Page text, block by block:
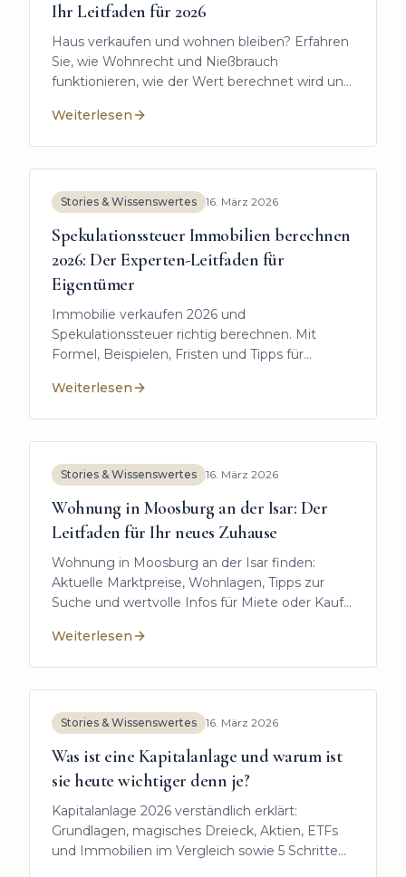
Ihr Leitfaden für 2026
Haus verkaufen und wohnen bleiben? Erfahren
Sie, wie Wohnrecht und Nießbrauch
funktionieren, wie der Wert berechnet wird und
Weiterlesen
:Haus verkaufen und Wohnrecht behalten: Ihr
Stories & Wissenswertes 16. März 2026
Spekulationssteuer Immobilien berechnen
2026: Der Experten-Leitfaden für
Eigentümer
Immobilie verkaufen 2026 und
Spekulationssteuer richtig berechnen. Mit
Formel, Beispielen, Fristen und Tipps für
Weiterlesen
:Spekulationssteuer Immobilien berechnen 2026:
Stories & Wissenswertes 16. März 2026
Wohnung in Moosburg an der Isar: Der
Leitfaden für Ihr neues Zuhause
Wohnung in Moosburg an der Isar finden:
Aktuelle Marktpreise, Wohnlagen, Tipps zur
Suche und wertvolle Infos für Miete oder Kauf
Weiterlesen
:Wohnung in Moosburg an der Isar: Der Leitfaden
Stories & Wissenswertes 16. März 2026
Was ist eine Kapitalanlage und warum ist
sie heute wichtiger denn je?
Kapitalanlage 2026 verständlich erklärt:
Grundlagen, magisches Dreieck, Aktien, ETFs
und Immobilien im Vergleich sowie 5 Schritte